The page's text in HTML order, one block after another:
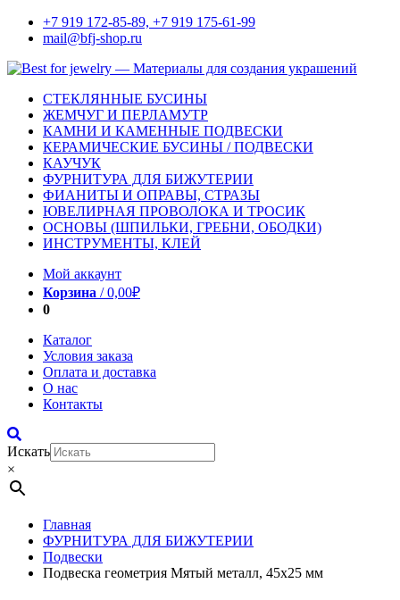
+7 919 172-85-89, +7 919 175-61-99
mail@bfj-shop.ru
СТЕКЛЯННЫЕ БУСИНЫ
ЖЕМЧУГ И ПЕРЛАМУТР
КАМНИ И КАМЕННЫЕ ПОДВЕСКИ
КЕРАМИЧЕСКИЕ БУСИНЫ / ПОДВЕСКИ
КАУЧУК
ФУРНИТУРА ДЛЯ БИЖУТЕРИИ
ФИАНИТЫ И ОПРАВЫ, СТРАЗЫ
ЮВЕЛИРНАЯ ПРОВОЛОКА И ТРОСИК
ОСНОВЫ (ШПИЛЬКИ, ГРЕБНИ, ОБОДКИ)
ИНСТРУМЕНТЫ, КЛЕЙ
Мой аккаунт
Корзина /0,00₽
0
Каталог
Условия заказа
Оплата и доставка
О нас
Контакты
Искать
×
Главная
ФУРНИТУРА ДЛЯ БИЖУТЕРИИ
Подвески
Подвеска геометрия Мятый металл, 45х25 мм